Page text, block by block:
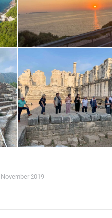
November 2019